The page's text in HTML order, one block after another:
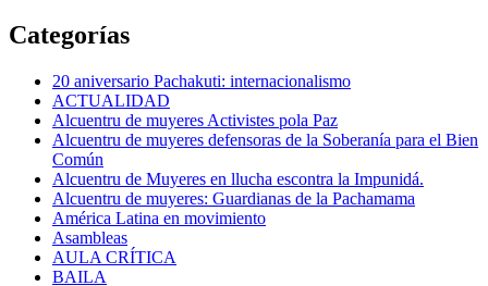
Categorías
20 aniversario Pachakuti: internacionalismo
ACTUALIDAD
Alcuentru de muyeres Activistes pola Paz
Alcuentru de muyeres defensoras de la Soberanía para el Bien
Común
Alcuentru de Muyeres en llucha escontra la Impunidá.
Alcuentru de muyeres: Guardianas de la Pachamama
América Latina en movimiento
Asambleas
AULA CRÍTICA
BAILA